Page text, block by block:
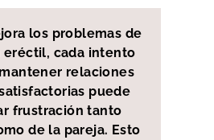
los problemas de
eréctil, cada intento
relaciones
puede
frustración tanto
de la pareja. Esto